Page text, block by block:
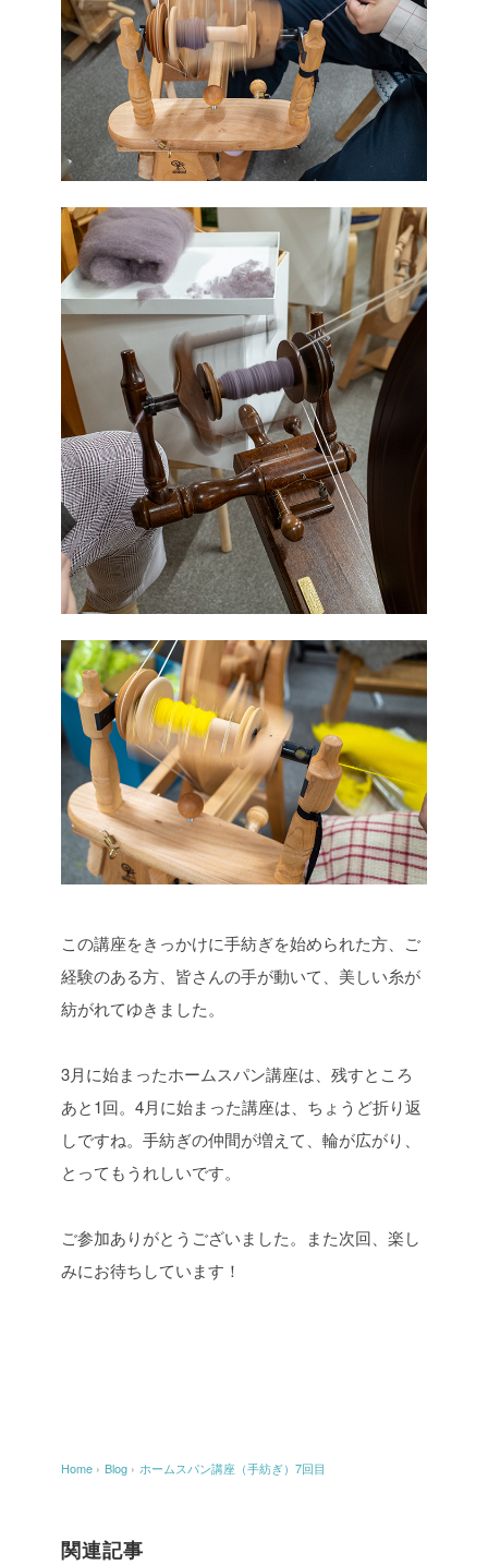
この講座をきっかけに手紡ぎを始められた方、ご
経験のある方、皆さんの手が動いて、美しい糸が
紡がれてゆきました。
3月に始まったホームスパン講座は、残すところ
あと1回。 4月に始まった講座は、ちょうど折り返
しですね。 手紡ぎの仲間が増えて、輪が広がり、
とってもうれしいです。
ご参加ありがとうございました。また次回、楽し
みにお待ちしています！
Home › Blog › ホームスパン講座（手紡ぎ）7回目
関連記事